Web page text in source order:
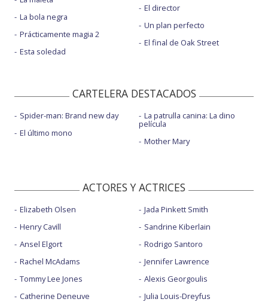
La bola negra
Prácticamente magia 2
Esta soledad
El director
Un plan perfecto
El final de Oak Street
CARTELERA DESTACADOS
Spider-man: Brand new day
El último mono
La patrulla canina: La dino
película
Mother Mary
ACTORES Y ACTRICES
Elizabeth Olsen
Henry Cavill
Ansel Elgort
Rachel McAdams
Tommy Lee Jones
Catherine Deneuve
Jada Pinkett Smith
Sandrine Kiberlain
Rodrigo Santoro
Jennifer Lawrence
Alexis Georgoulis
Julia Louis-Dreyfus